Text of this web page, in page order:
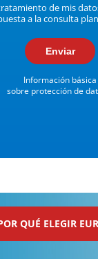
de mis
a la consulta
Enviar
Información básica
sobre protección de
QUÉ ELEGIR